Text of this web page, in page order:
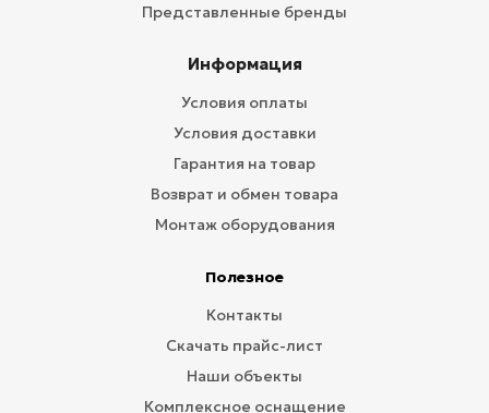
Представленные бренды
Информация
Условия оплаты
Условия доставки
Гарантия на товар
Возврат и обмен товара
Монтаж оборудования
Полезное
Контакты
Скачать прайс-лист
Наши объекты
Комплексное оснащение